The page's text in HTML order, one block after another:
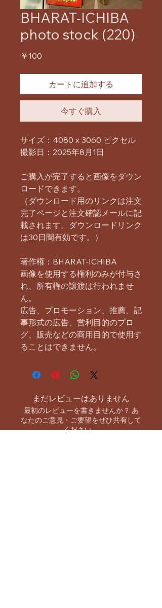
BHARAT-ICHIBA
photo stock (220)
￥100
カートに追加する
今すぐ購入
サイズ：4080 x 3060 ピクセル
撮影日：2025年8月1日
ご購入が完了すると画像をダウン
ロードできます。
（ダウンロード用のリンクは注文
完了ページと注文確認メールに記
載されます。ダウンロードリンク
は30日間有効です。）
著作権：BHARAT-ICHIBA
画像を使用する権利のみが付与さ
れ、所有権の譲渡は行われませ
ん。
広告、プロモーション、推薦、記
事形式の広告、営利目的のブロ
グ、販売などの商用目的で使用す
ることはできません。
まだレビューはありません
最初のレビューを書きませんか？ あ
なたのご意見・ご要望をぜひ共有して
ください。